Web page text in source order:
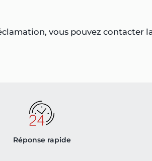
vous pouvez contacter
Réponse rapide